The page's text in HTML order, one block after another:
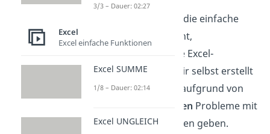
Manchmal funktioniert die einfache
Anleitung trotzdem nicht,
beispielsweise wenn die Excel-
Dokumente nicht von dir selbst erstellt
wurden. Dann kann es aufgrund von
anderen Formatierungen Probleme mit
dem Absatz in Excel Zellen geben.
3/3 – Dauer: 02:27
Excel
Excel einfache Funktionen
Excel SUMME
1/8 – Dauer: 02:14
Excel UNGLEICH